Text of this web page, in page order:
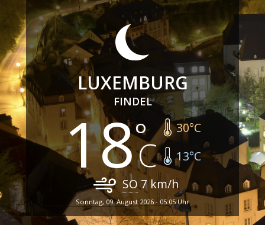
LUXEMBURG
FINDEL
18 30°C
13°C
SO7 km/h
Sonntag, 09. August 2026 - 05:05 Uhr